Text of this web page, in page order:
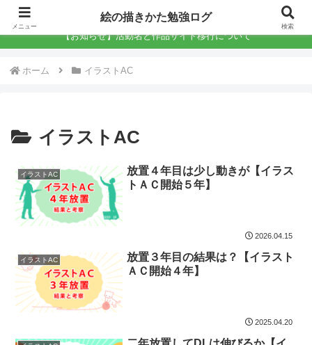
絵の描きかた勉強ログ
【お知らせ】活動名と作品サイト移行について
ホーム イラストAC
イラストAC
イラストAC
放置４年目は少し動きが【イラス
トＡＣ開始５年】
2026.04.15
イラストAC
放置３年目の結果は？【イラスト
ＡＣ開始４年】
2025.04.20
メニュー
絵の描きかた勉強ログ
検索